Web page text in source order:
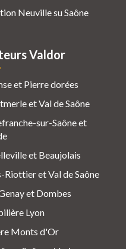
Neuville su Saône
Valdor
et Pierre dorées
et Val de Saône
sur-Saône et
et Beaujolais
Riottier et Val de Saône
et Dombes
Lyon
Monts d'Or